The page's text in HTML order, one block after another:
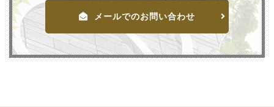
メールでのお問い合わせ